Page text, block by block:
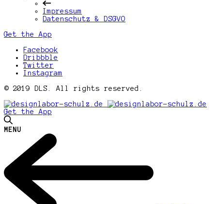
Impressum
Datenschutz & DSGVO
Get the App
Facebook
Dribbble
Twitter
Instagram
© 2019 DLS. All rights reserved.
Get the App
MENU